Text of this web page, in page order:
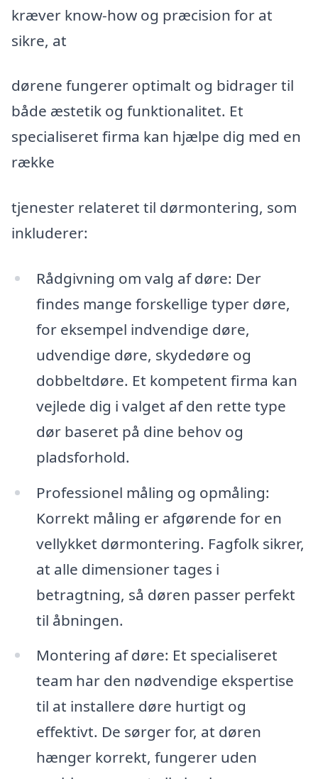
kræver know-how og præcision for at
sikre, at
dørene fungerer optimalt og bidrager til
både æstetik og funktionalitet. Et
specialiseret firma kan hjælpe dig med en
række
tjenester relateret til dørmontering, som
inkluderer:
Rådgivning om valg af døre: Der
findes mange forskellige typer døre,
for eksempel indvendige døre,
udvendige døre, skydedøre og
dobbeltdøre. Et kompetent firma kan
vejlede dig i valget af den rette type
dør baseret på dine behov og
pladsforhold.
Professionel måling og opmåling:
Korrekt måling er afgørende for en
vellykket dørmontering. Fagfolk sikrer,
at alle dimensioner tages i
betragtning, så døren passer perfekt
til åbningen.
Montering af døre: Et specialiseret
team har den nødvendige ekspertise
til at installere døre hurtigt og
effektivt. De sørger for, at døren
hænger korrekt, fungerer uden